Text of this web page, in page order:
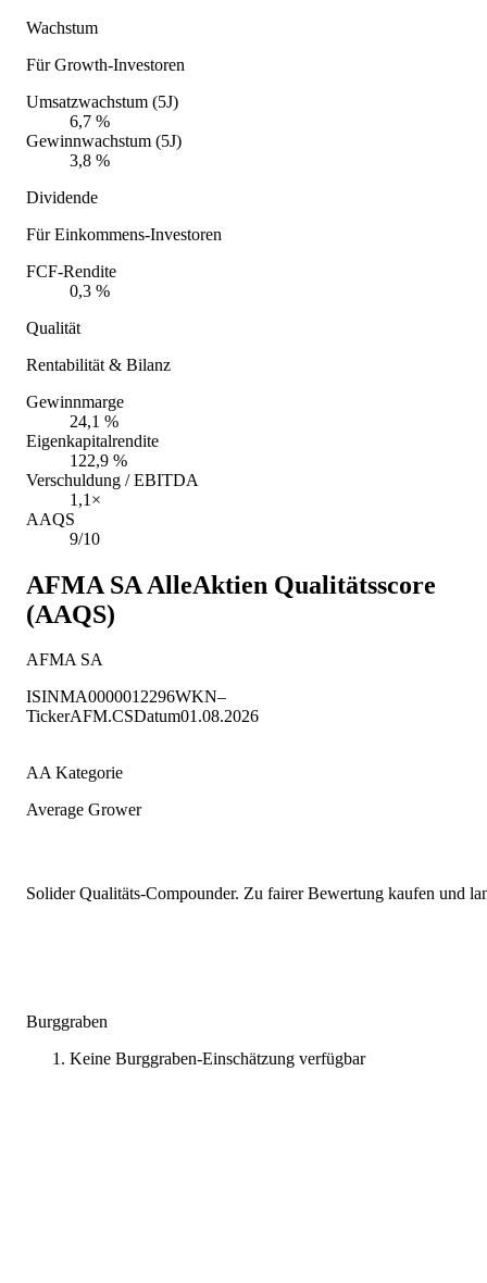
Wachstum
Für Growth-Investoren
Umsatzwachstum (5J)
6,7 %
Gewinnwachstum (5J)
3,8 %
Dividende
Für Einkommens-Investoren
FCF-Rendite
0,3 %
Qualität
Rentabilität & Bilanz
Gewinnmarge
24,1 %
Eigenkapitalrendite
122,9 %
Verschuldung / EBITDA
1,1×
AAQS
9/10
AFMA SA AlleAktien Qualitätsscore
(AAQS)
AFMA SA
ISINMA0000012296WKN–
TickerAFM.CSDatum01.08.2026
AA Kategorie
Average Grower
Solider Qualitäts-Compounder. Zu fairer Bewertung kaufen und
Burggraben
Keine Burggraben-Einschätzung verfügbar